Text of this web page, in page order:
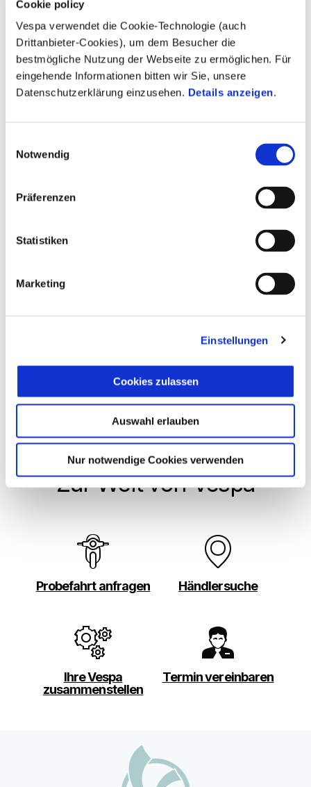
Cookie policy
Vespa verwendet die Cookie-Technologie (auch
Drittanbieter-Cookies), um dem Besucher die
bestmögliche Nutzung der Webseite zu ermöglichen. Für
eingehende Informationen bitten wir Sie, unsere
Datenschutzerklärung einzusehen. Details anzeigen.
Notwendig
Präferenzen
Statistiken
Marketing
Einstellungen
Cookies zulassen
Auswahl erlauben
Nur notwendige Cookies verwenden
Vespa GTV 310
Vespa GTV Officina 8 310
€ 7.900
Zur Welt von Vespa
Probefahrt anfragen Händlersuche
Ihre Vespa
zusammenstellen
Termin vereinbaren